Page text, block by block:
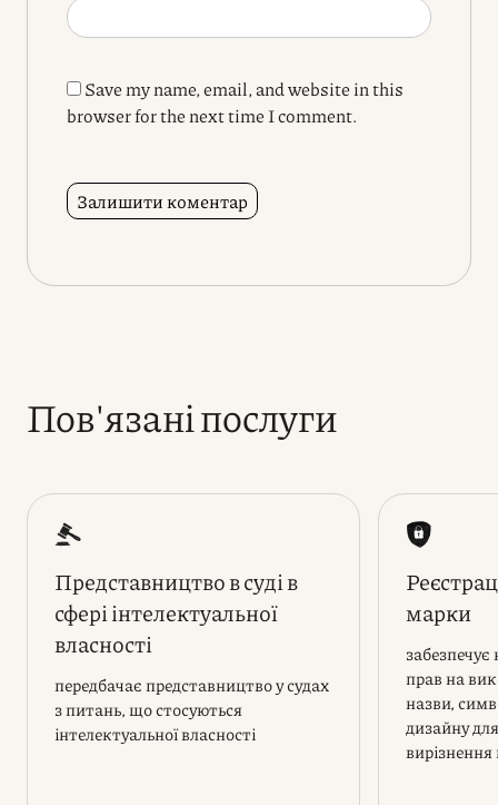
Save my name, email, and website in this
browser for the next time I comment.
Пов'язані послуги
Представництво в суді в
сфері інтелектуальної
власності
передбачає представництво у судах
з питань, що стосуються
інтелектуальної власності
марки
прав на
назви,
дизайну
вирізнення